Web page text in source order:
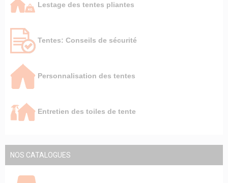
Lestage des tentes pliantes
Tentes: Conseils de sécurité
Personnalisation des tentes
Entretien des toiles de tente
NOS CATALOGUES